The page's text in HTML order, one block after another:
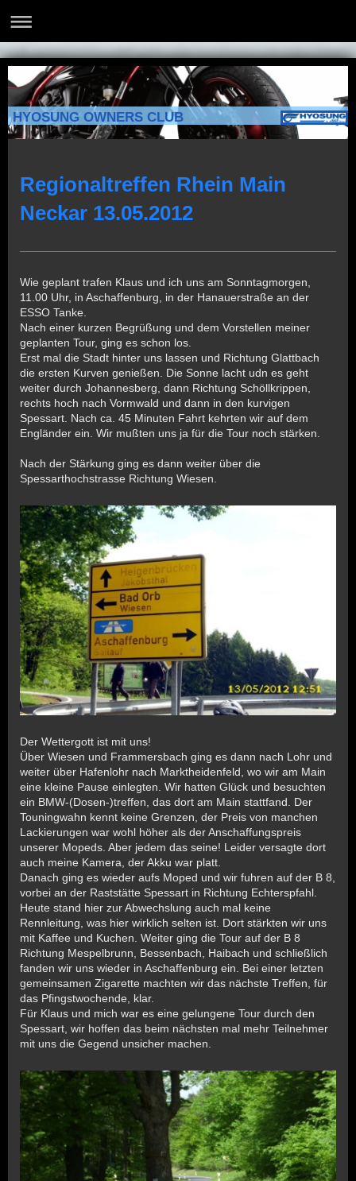
HYOSUNG OWNERS CLUB
Regionaltreffen Rhein Main
Neckar 13.05.2012
Wie geplant trafen Klaus und ich uns am Sonntagmorgen,
11.00 Uhr, in Aschaffenburg, in der Hanauerstraße an der
ESSO Tanke.
Nach einer kurzen Begrüßung und dem Vorstellen meiner
geplanten Tour, ging es schon los.
Erst mal die Stadt hinter uns lassen und Richtung Glattbach
die ersten Kurven genießen. Die Sonne lacht udn es geht
weiter durch Johannesberg, dann Richtung Schöllkrippen,
rechts hoch nach Vormwald und dann in den kurvigen
Spessart. Nach ca. 45 Minuten Fahrt kehrten wir auf dem
Engländer ein. Wir mußten uns ja für die Tour noch stärken.
Nach der Stärkung ging es dann weiter über die
Spessarthochstrasse Richtung Wiesen.
Der Wettergott ist mit uns!
Über Wiesen und Frammersbach ging es dann nach Lohr und
weiter über Hafenlohr nach Marktheidenfeld, wo wir am Main
eine kleine Pause einlegten. Wir hatten Glück und besuchten
ein BMW-(Dosen-)treffen, das dort am Main stattfand. Der
Touningwahn kennt keine Grenzen, der Preis von manchen
Lackierungen war wohl höher als der Anschaffungspreis
unserer Mopeds. Aber jedem das seine! Leider versagte dort
auch meine Kamera, der Akku war platt.
Danach ging es wieder aufs Moped und wir fuhren auf der B 8,
vorbei an der Raststätte Spessart in Richtung Echterspfahl.
Heute stand hier zur Abwechslung auch mal keine
Rennleitung, was hier wirklich selten ist. Dort stärkten wir uns
mit Kaffee und Kuchen. Weiter ging die Tour auf der B 8
Richtung Mespelbrunn, Bessenbach, Haibach und schließlich
fanden wir uns wieder in Aschaffenburg ein. Bei einer letzten
gemeinsamen Zigarette machten wir das nächste Treffen, für
das Pfingstwochende, klar.
Für Klaus und mich war es eine gelungene Tour durch den
Spessart, wir hoffen das beim nächsten mal mehr Teilnehmer
mit uns die Gegend unsicher machen.